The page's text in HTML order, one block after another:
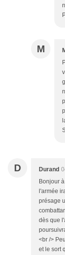
M
D Durand
Bonjour
l'armée
présage
dès que
<br />
et le sort